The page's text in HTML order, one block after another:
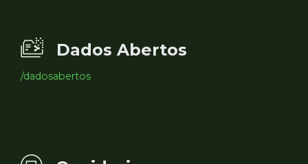
Dados Abertos
/dadosabertos